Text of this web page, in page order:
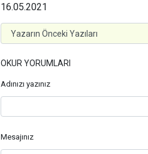
16.05.2021
OKUR YORUMLARI
Adınızı yazınız
Mesajınız